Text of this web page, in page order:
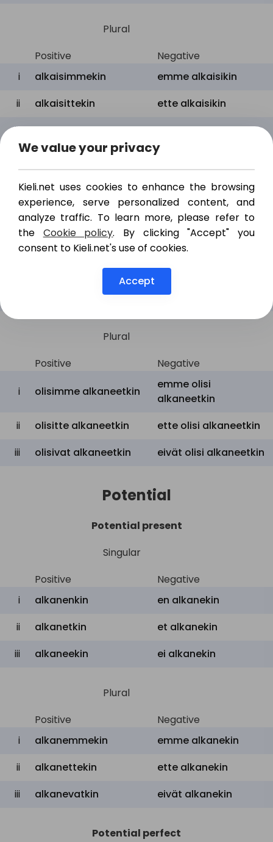
Plural
Positive
Negative
i
alkaisimmekin emme alkaisikin
ii
alkaisittekin ette alkaisikin
iii
alkaisivatkin eivätalkaisikin
Conditional perfect
Positive
Negative
i
olisin alkanutkin
en olisi alkanutkin
olisit alkanutkin
et olisi alkanutkin
olisi alkanutkin ei olisi alkanutkin
Plural
Positive
Negative
i
olisimme alkaneetkin
emme olisi
alkaneetkin
ii
olisitte alkaneetkin
ette olisi alkaneetkin
iii
olisivat alkaneetkin eivät olisi alkaneetkin
Potential
Potential present
Singular
Positive
Negative
i
alkanenkin
en alkanekin
ii
alkanetkin
et alkanekin
iii
alkaneekin ei alkanekin
Plural
Positive
Negative
i
alkanemmekin
emme alkanekin
ii
alkanettekin
ette alkanekin
iii
alkanevatkin eivät alkanekin
Potential perfect
We value your privacy
Kieli.net uses cookies to enhance the browsing
experience, serve personalized content, and
analyze traffic. To learn more, please refer to
the Cookie policy. By clicking "Accept" you
consent to Kieli.net's use of cookies.
Accept